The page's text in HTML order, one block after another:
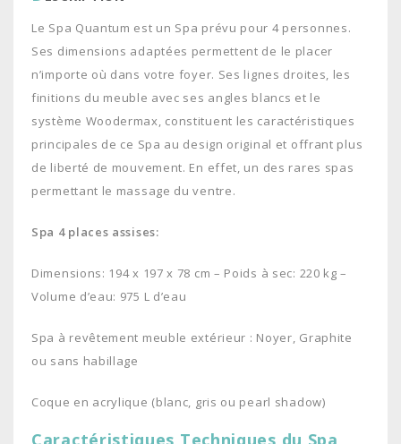
Le Spa Quantum est un Spa prévu pour 4 personnes.
Ses dimensions adaptées permettent de le placer
n’importe où dans votre foyer. Ses lignes droites, les
finitions du meuble avec ses angles blancs et le
système Woodermax, constituent les caractéristiques
principales de ce Spa au design original et offrant plus
de liberté de mouvement. En effet, un des rares spas
permettant le massage du ventre.
Spa 4 places assises:
Dimensions: 194 x 197 x 78 cm – Poids à sec: 220 kg –
Volume d’eau: 975 L d’eau
Spa à revêtement meuble extérieur : Noyer, Graphite
ou sans habillage
Coque en acrylique (blanc, gris ou pearl shadow)